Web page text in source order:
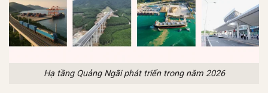
Hạ tầng Quảng Ngãi phát triển trong năm 2026